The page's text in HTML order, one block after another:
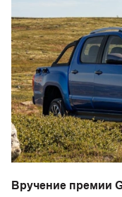
Вручение премии